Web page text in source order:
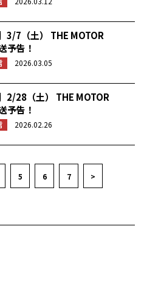
3/7（土） THE MOTOR
予告！
2026.03.05
2/28（土） THE MOTOR
予告！
2026.02.26
5 6 7 >